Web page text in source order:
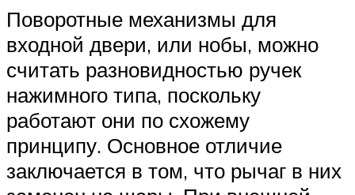
Поворотные механизмы для
входной двери, или нобы, можно
считать разновидностью ручек
нажимного типа, поскольку
работают они по схожему
принципу. Основное отличие
заключается в том, что рычаг в них